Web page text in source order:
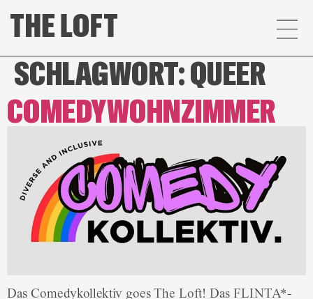
SCHLAGWORT:QUEER
COMEDYWOHNZIMMER
Das Comedykollektiv goes The Loft! Das FLINTA*-